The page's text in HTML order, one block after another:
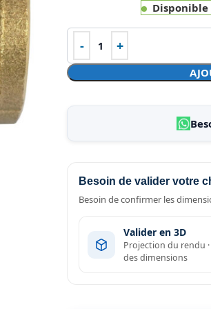
Disponible
Besoin de valider votre
Besoin de confirmer les
Valider en 3D
Projection du rendu
des dimensions